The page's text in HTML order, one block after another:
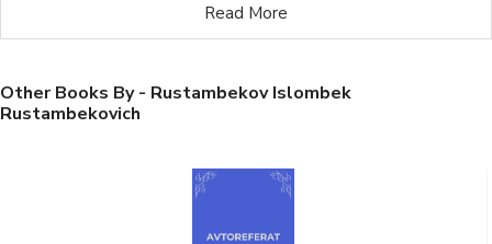
Read More
Other Books By - Rustambekov Islombek
Rustambekovich